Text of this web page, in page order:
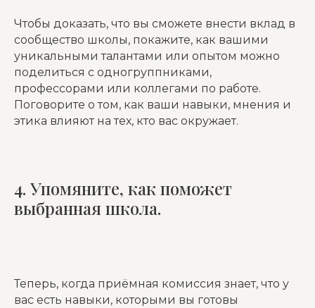
Чтобы доказать, что вы сможете внести вклад в
сообщество школы, покажите, как вашими
уникальными талантами или опытом можно
поделиться с одногруппниками,
профессорами или коллегами по работе.
Поговорите о том, как ваши навыки, мнения и
этика влияют на тех, кто вас окружает.
4. Упомяните, как поможет
выбранная школа.
Теперь, когда приёмная комиссия знает, что у
вас есть навыки, которыми вы готовы